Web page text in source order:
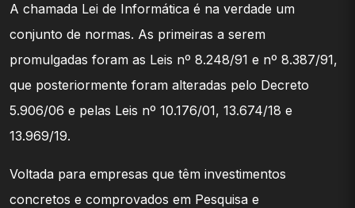
A chamada Lei de Informática é na verdade um
conjunto de normas. As primeiras a serem
promulgadas foram as Leis nº 8.248/91 e nº 8.387/91,
que posteriormente foram alteradas pelo Decreto
5.906/06 e pelas Leis nº 10.176/01, 13.674/18 e
13.969/19.
Voltada para empresas que têm investimentos
concretos e comprovados em Pesquisa e